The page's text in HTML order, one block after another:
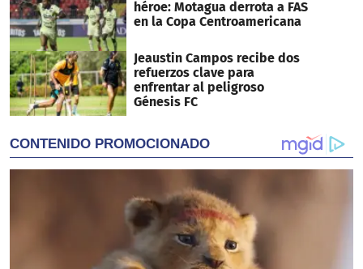
héroe: Motagua derrota a FAS
en la Copa Centroamericana
Jeaustin Campos recibe dos
refuerzos clave para
enfrentar al peligroso
Génesis FC